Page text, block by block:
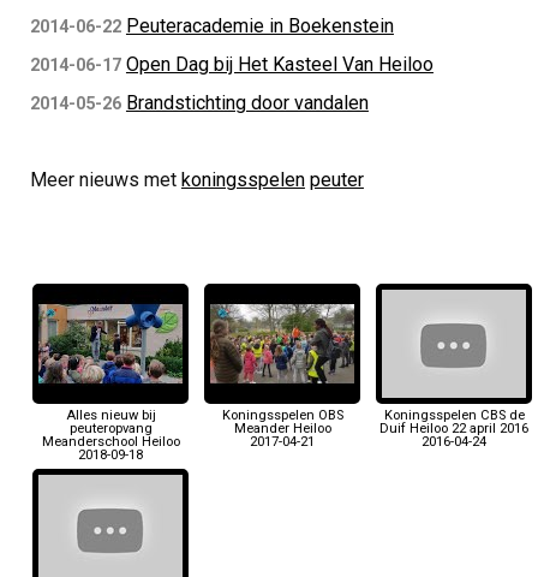
2014-06-22 Peuteracademie in Boekenstein
2014-06-17 Open Dag bij Het Kasteel Van Heiloo
2014-05-26 Brandstichting door vandalen
Meer nieuws met koningsspelen peuter
Alles nieuw bij
peuteropvang
Meanderschool Heiloo
2018-09-18
Koningsspelen OBS
Meander Heiloo
2017-04-21
Koningsspelen CBS de
Duif Heiloo 22 april 2016
2016-04-24